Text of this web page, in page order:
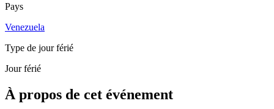
Pays
Venezuela
Type de jour férié
Jour férié
À propos de cet événement